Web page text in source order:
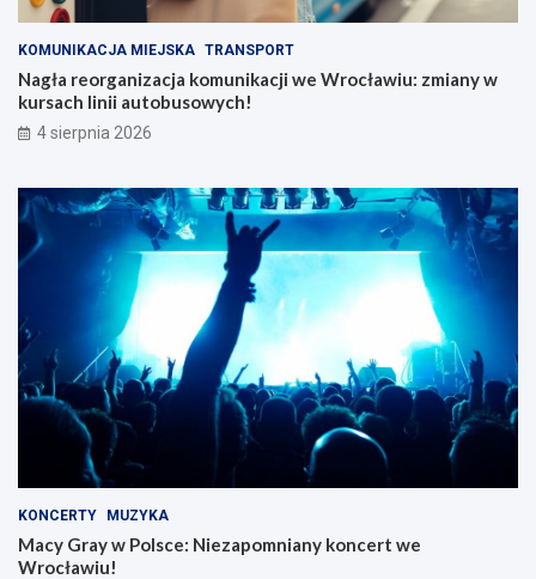
KOMUNIKACJA MIEJSKA TRANSPORT
Nagła reorganizacja komunikacji we Wrocławiu: zmiany w
kursach linii autobusowych!
4 sierpnia 2026
KONCERTY MUZYKA
Macy Gray w Polsce: Niezapomniany koncert we
Wrocławiu!